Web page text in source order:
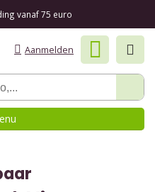
vanaf 75 euro
Aanmelden